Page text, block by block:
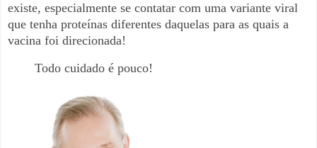
existe, especialmente se contatar com uma variante viral
que tenha proteínas diferentes daquelas para as quais a
vacina foi direcionada!
Todo cuidado é pouco!